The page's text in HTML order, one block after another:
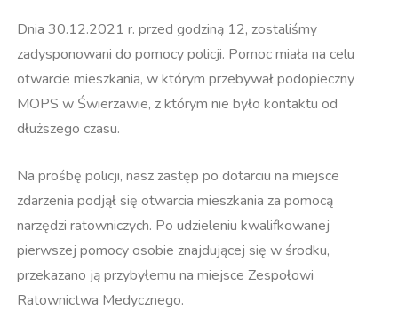
Dnia 30.12.2021 r. przed godziną 12, zostaliśmy
zadysponowani do pomocy policji. Pomoc miała na celu
otwarcie mieszkania, w którym przebywał podopieczny
MOPS w Świerzawie, z którym nie było kontaktu od
dłuższego czasu.
Na prośbę policji, nasz zastęp po dotarciu na miejsce
zdarzenia podjął się otwarcia mieszkania za pomocą
narzędzi ratowniczych. Po udzieleniu kwalifkowanej
pierwszej pomocy osobie znajdującej się w środku,
przekazano ją przybyłemu na miejsce Zespołowi
Ratownictwa Medycznego.